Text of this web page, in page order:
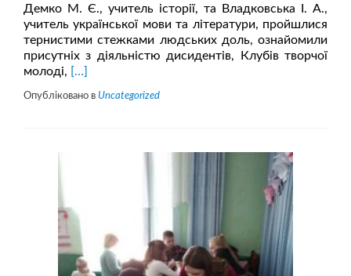
Демко М. Є., учитель історії, та Владковська І. А.,
учитель української мови та літератури, пройшлися
тернистими стежками людських доль, ознайомили
присутніх з діяльністю дисидентів, Клубів творчої
молоді, Читати
проСемінар
[…]
Опубліковано в Uncategorized